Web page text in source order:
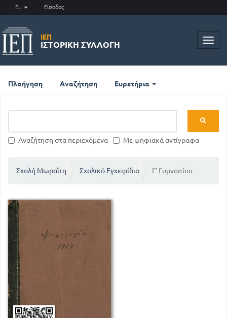
EL Είσοδος
ΙΕΠ
ΙΣΤΟΡΙΚΉ ΣΥΛΛΟΓΉ
Πλοήγηση Αναζήτηση Ευρετήρια
Αναζήτηση στα περιεχόμενα Με ψηφιακά αντίγραφα
Σχολή Μωραϊτη Σχολικό Εγχειρίδιο Γ' Γυμνασίου